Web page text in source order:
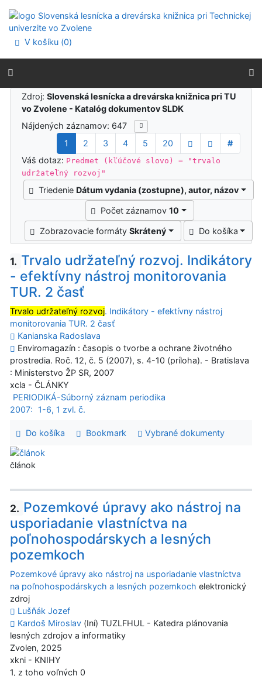
Prejsť na menu
Prehlásenie o webovej prístupnosti
V košíku (0)
Výsledky vyhľadávania
Zdroj:Slovenská lesnícka a drevárska knižnica pri TU
vo Zvolene - Katalóg dokumentov SLDK
Nájdených záznamov: 647
1
2 3 4 5 20
#
Váš dotaz: Predmet (kľúčové slovo) = "trvalo
udržateľný rozvoj"
Triedenie Dátum vydania (zostupne), autor, názov
Počet záznamov10
Zobrazovacie formátySkrátený Do košíka
1. Trvalo udržateľný rozvoj. Indikátory
- efektívny nástroj monitorovania
TUR. 2 časť
Trvalo udržateľný rozvoj. Indikátory - efektívny nástroj
monitorovania TUR. 2 časť
Kanianska Radoslava
Enviromagazín : časopis o tvorbe a ochrane životného
prostredia. Roč. 12, č. 5 (2007), s. 4-10 (príloha). - Bratislava
: Ministerstvo ŽP SR, 2007
xcla - ČLÁNKY
PERIODIKÁ-Súborný záznam periodika
2007:
1-6, 1 zvl. č.
Do košíka Bookmark Vybrané dokumenty
článok
2. Pozemkové úpravy ako nástroj na
usporiadanie vlastníctva na
poľnohospodárskych a lesných
pozemkoch
Pozemkové úpravy ako nástroj na usporiadanie vlastníctva
na poľnohospodárskych a lesných pozemkoch elektronický
zdroj
Lušňák Jozef
Kardoš Miroslav (Iní) TUZLFHUL - Katedra plánovania
lesných zdrojov a informatiky
Zvolen, 2025
xkni - KNIHY
1, z toho voľných 0